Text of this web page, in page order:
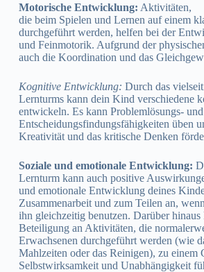
Motorische Entwicklung: Aktivitäten,
die beim Spielen und Lernen auf einem
durchgeführt werden, helfen bei der
und Feinmotorik. Aufgrund der
auch die Koordination und das
Kognitive Entwicklung: Durch das
Lernturms kann dein Kind verschiedene
entwickeln. Es kann Problemlösungs- und
Entscheidungsfindungsfähigkeiten üben
Kreativität und das kritische Denken
Soziale und emotionale Entwicklung:
Lernturm kann auch positive
und emotionale Entwicklung deines
Zusammenarbeit und zum Teilen an,
ihn gleichzeitig benutzen. Darüber hinaus
Beteiligung an Aktivitäten, die
Erwachsenen durchgeführt werden (wie
Mahlzeiten oder das Reinigen), zu einem
Selbstwirksamkeit und Unabhängigkeit